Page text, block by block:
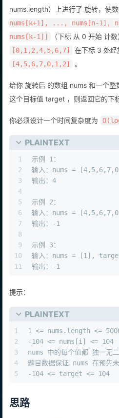
nums.length）上进行了 旋转，使
nums[k+1], ..., nums[n-1],
nums[k-1]]
（下标 从 0 开始 计数
[0,1,2,4,5,6,7] 在下标 3 处经
[4,5,6,7,0,1,2] 。
给你 旋转后 的数组 nums 和一个
这个目标值 target ，则返回它的下
你必须设计一个时间复杂度为
PLAINTEXT
1
2
3
4
5
6
7
8
9
10
11
示例 1：
输入：nums =
输出：4
示例 2：
输入：nums =
输出：-1
示例 3：
输入：nums = [1],
输出：-1
提示：
PLAINTEXT
1
2
3
4
5
1 <= nums.length <=
-104 <= nums[i] <= 104
nums 中的每个值都 独一无二
题目数据保证 nums 在预先
-104 <= target <= 104
思路